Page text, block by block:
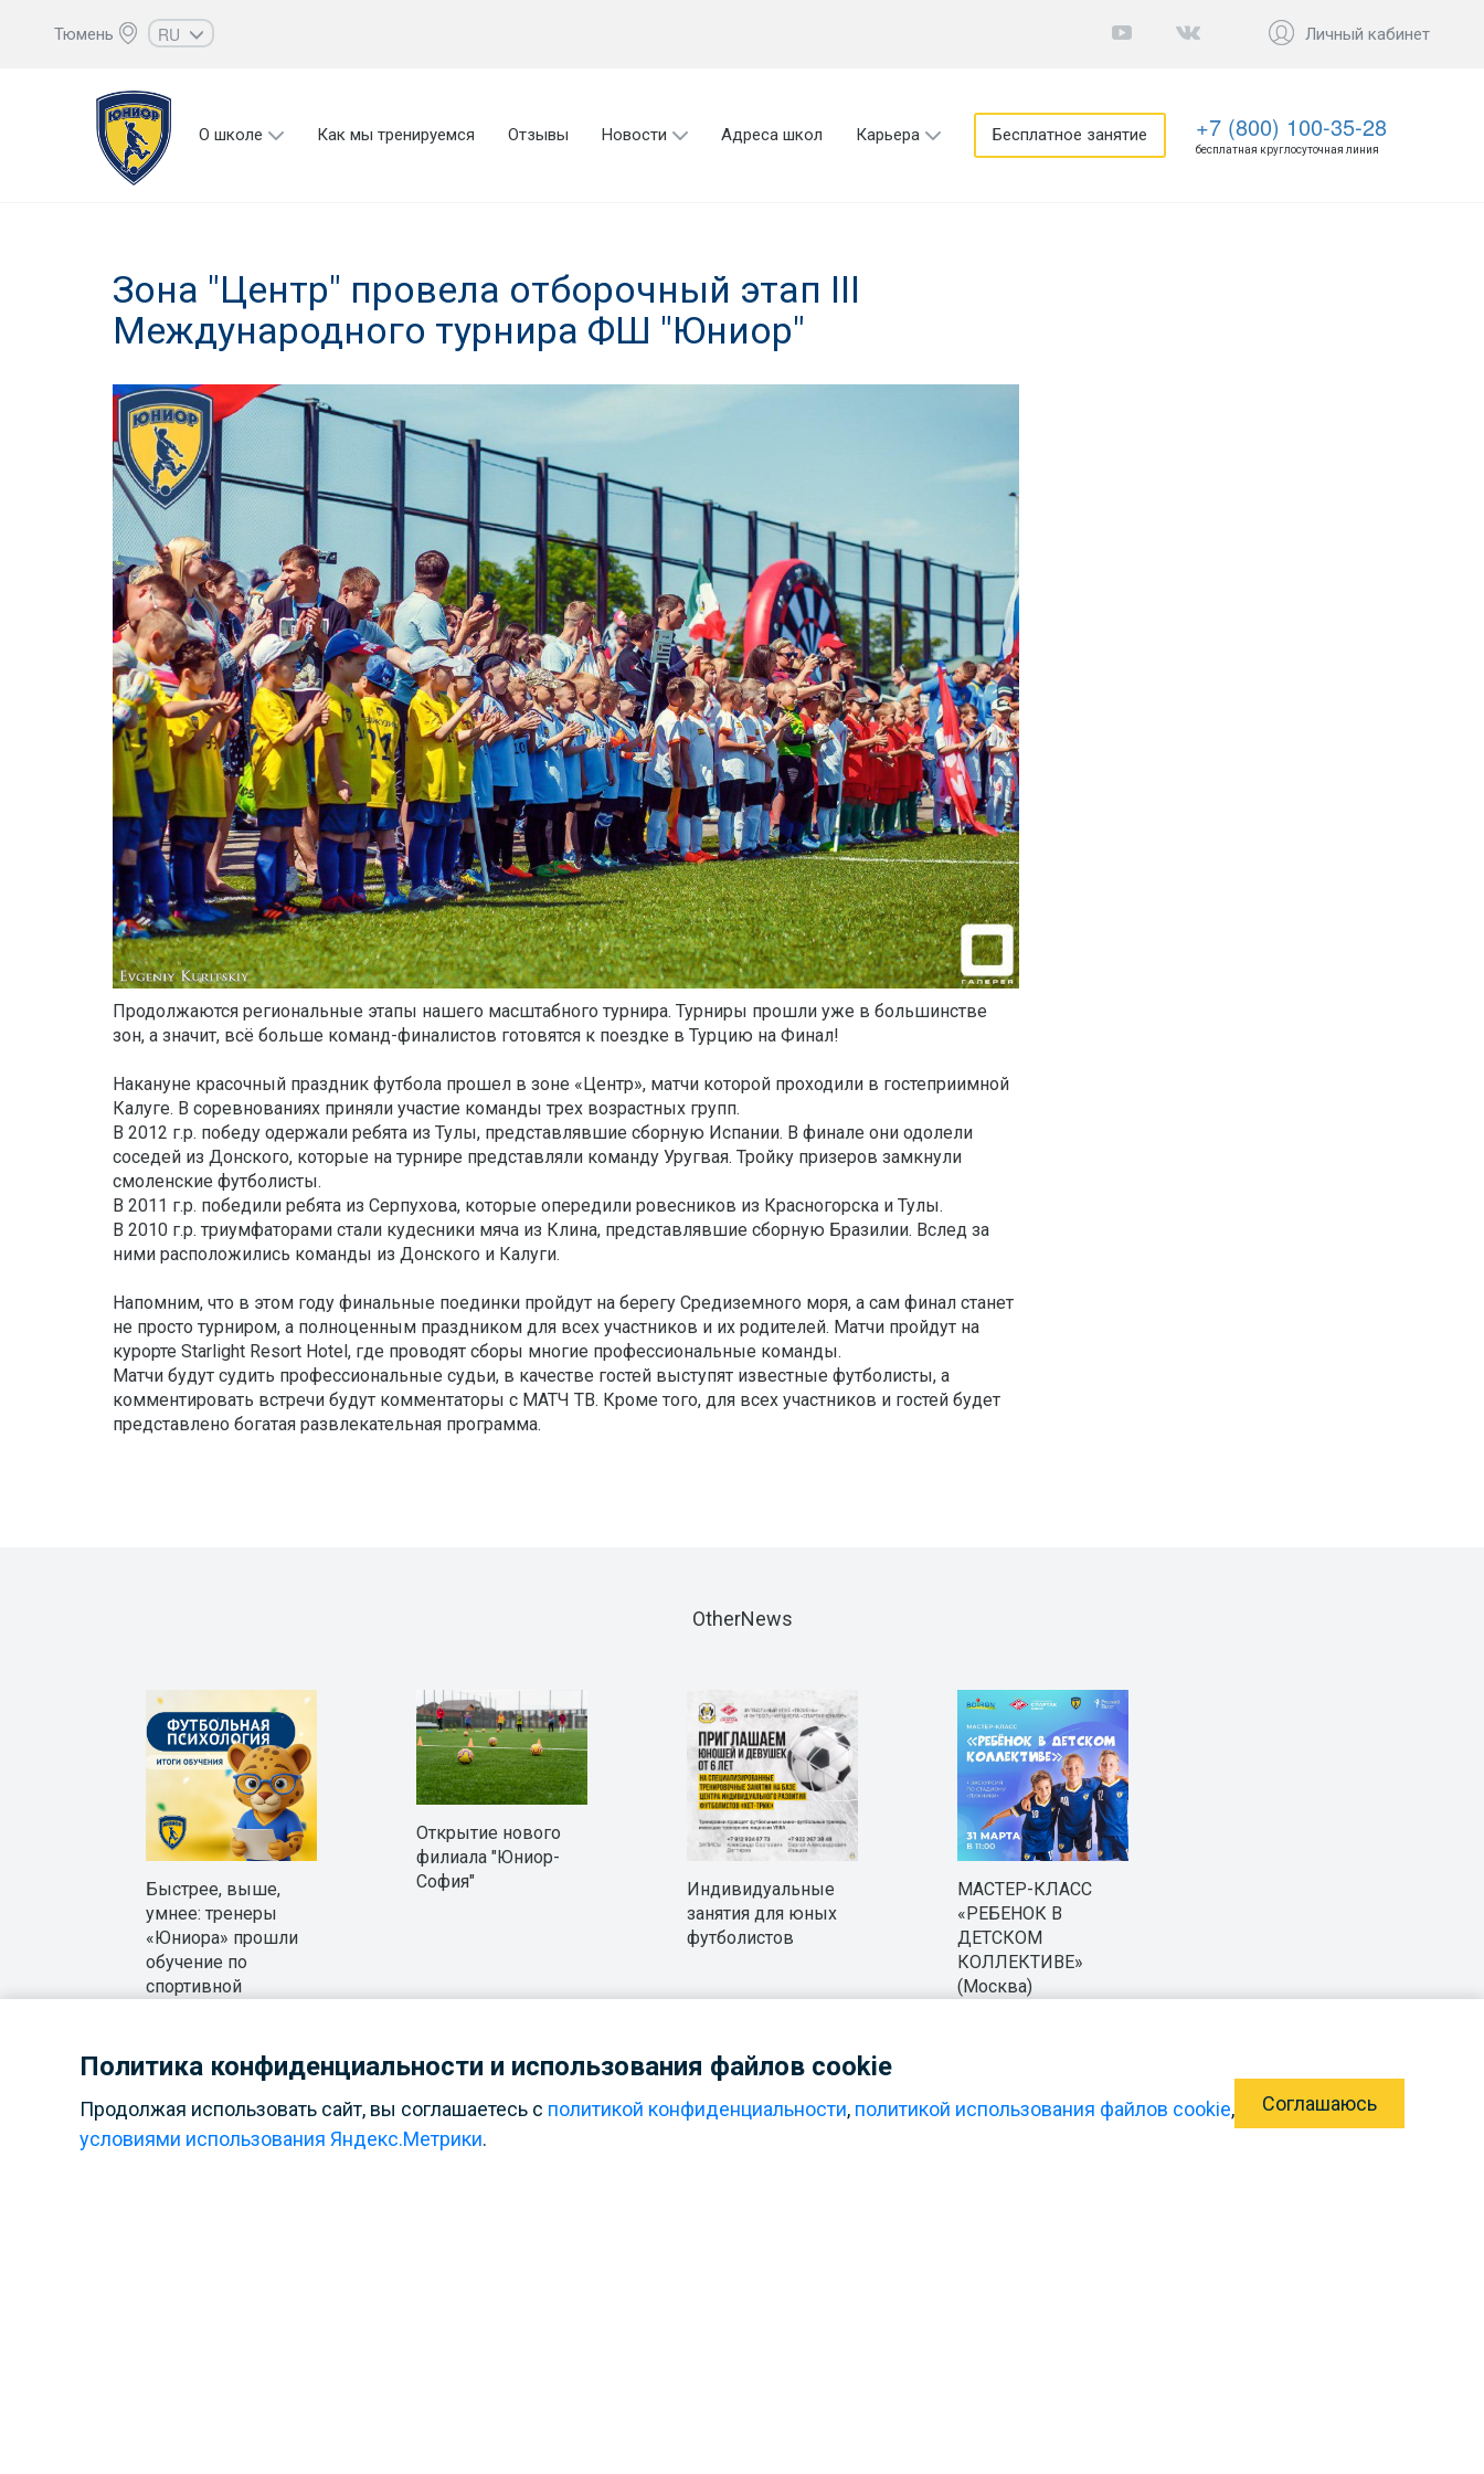
Тюмень
RU
UZ
KZ
Личный кабинет
О школе Как мы тренируемся Отзывы Новости Адреса школ Карьера Бесплатное занятие +7 (800) 100-35-28
бесплатная круглосуточная линия
Зона "Центр" провела отборочный этап III
Международного турнира ФШ "Юниор"
Продолжаются региональные этапы нашего масштабного турнира. Турниры прошли уже в большинстве
зон, а значит, всё больше команд-финалистов готовятся к поездке в Турцию на Финал!
Накануне красочный праздник футбола прошел в зоне «Центр», матчи которой проходили в гостеприимной
Калуге. В соревнованиях приняли участие команды трех возрастных групп.
В 2012 г.р. победу одержали ребята из Тулы, представлявшие сборную Испании. В финале они одолели
соседей из Донского, которые на турнире представляли команду Уругвая. Тройку призеров замкнули
смоленские футболисты.
В 2011 г.р. победили ребята из Серпухова, которые опередили ровесников из Красногорска и Тулы.
В 2010 г.р. триумфаторами стали кудесники мяча из Клина, представлявшие сборную Бразилии. Вслед за
ними расположились команды из Донского и Калуги.
Напомним, что в этом году финальные поединки пройдут на берегу Средиземного моря, а сам финал станет
не просто турниром, а полноценным праздником для всех участников и их родителей. Матчи пройдут на
курорте Starlight Resort Hotel, где проводят сборы многие профессиональные команды.
Матчи будут судить профессиональные судьи, в качестве гостей выступят известные футболисты, а
комментировать встречи будут комментаторы с МАТЧ ТВ. Кроме того, для всех участников и гостей будет
представлено богатая развлекательная программа.
OtherNews
Быстрее, выше,
умнее: тренеры
«Юниора» прошли
обучение по
спортивной
Открытие нового
филиала "Юниор-
София"
Индивидуальные
занятия для юных
футболистов
МАСТЕР-КЛАСС
«РЕБЕНОК В
ДЕТСКОМ
КОЛЛЕКТИВЕ»
(Москва)
Политика конфиденциальности и использования файлов cookie
Продолжая использовать сайт, вы соглашаетесь с политикой конфиденциальности, политикой использования файлов cookie,
условиями использования Яндекс.Метрики.
Соглашаюсь